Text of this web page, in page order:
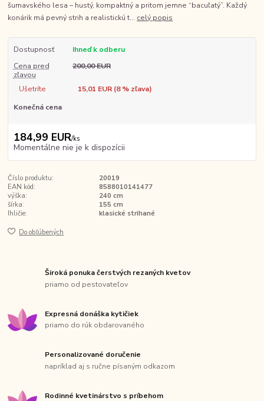
šumavského lesa – hustý, kompaktný a pritom jemne “bacuľatý”. Každý
konárik má pevný strih a realistickú t... celý popis
Dostupnosť
Ihneď k odberu
Cena pred
zľavou
200,00 EUR
Ušetríte 15,01 EUR (8% zľava)
Konečná cena
184,99 EUR/ks
Momentálne nie je k dispozícii
Číslo produktu:
20019
EAN kód:
8588010141477
výška:
240 cm
šírka:
155 cm
Ihličie:
klasické strihané
Do obľúbených
Široká ponuka čerstvých rezaných kvetov
priamo od pestovateľov
Expresná donáška kytičiek
priamo do rúk obdarovaného
Personalizované doručenie
napríklad aj s ručne písaným odkazom
Rodinné kvetinárstvo s príbehom